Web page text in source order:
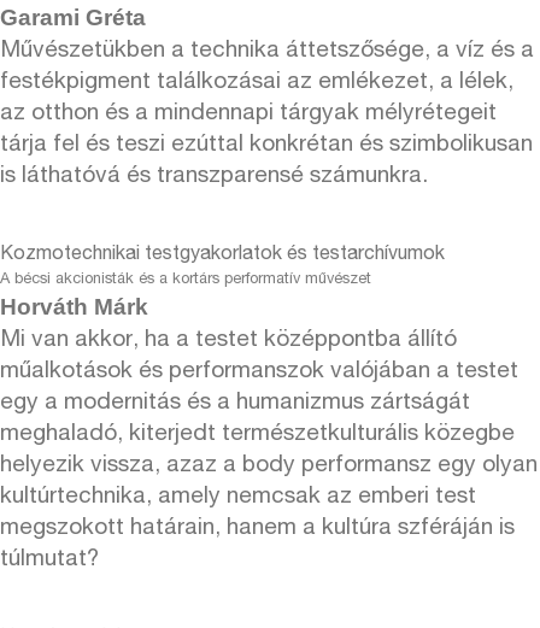
Garami Gréta
Művészetükben a technika áttetszősége, a víz és a
festékpigment találkozásai az emlékezet, a lélek,
az otthon és a mindennapi tárgyak mélyrétegeit
tárja fel és teszi ezúttal konkrétan és szimbolikusan
is láthatóvá és transzparensé számunkra.
Kozmotechnikai testgyakorlatok és testarchívumok
A bécsi akcionisták és a kortárs performatív művészet
Horváth Márk
Mi van akkor, ha a testet középpontba állító
műalkotások és performanszok valójában a testet
egy a modernitás és a humanizmus zártságát
meghaladó, kiterjedt természetkulturális közegbe
helyezik vissza, azaz a body performansz egy olyan
kultúrtechnika, amely nemcsak az emberi test
megszokott határain, hanem a kultúra szféráján is
túlmutat?